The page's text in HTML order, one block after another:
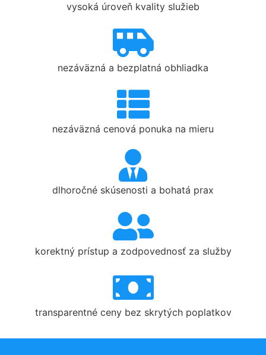
vysoká úroveň kvality služieb
nezáväzná a bezplatná obhliadka
nezáväzná cenová ponuka na mieru
dlhoročné skúsenosti a bohatá prax
korektný prístup a zodpovednosť za služby
transparentné ceny bez skrytých poplatkov